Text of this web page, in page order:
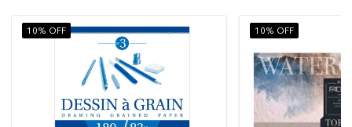
10% OFF 10% OFF